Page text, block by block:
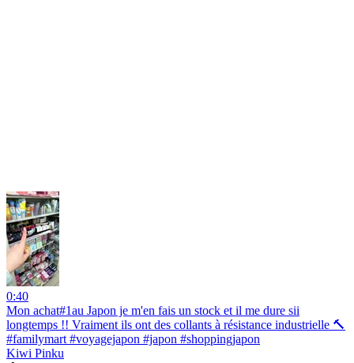
0:40
Mon achat#1au Japon je m'en fais un stock et il me dure sii
longtemps !! Vraiment ils ont des collants à résistance industrielle 🔨
#familymart #voyagejapon #japon #shoppingjapon
Kiwi Pinku